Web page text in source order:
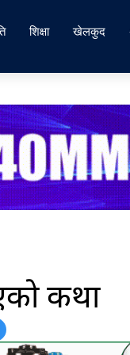
शिक्षा खेलकुद
कथा